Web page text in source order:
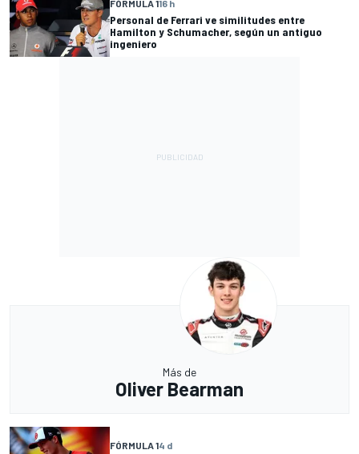
FÓRMULA 116 h
Personal de Ferrari ve similitudes entre
Hamilton y Schumacher, según un antiguo
ingeniero
Más de
Oliver Bearman
FÓRMULA 14 d